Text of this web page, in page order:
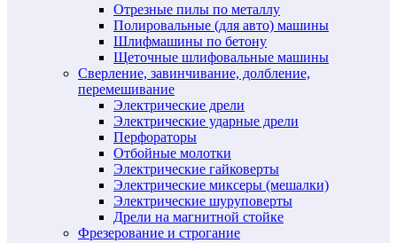
Отрезные пилы по металлу
Полировальные (для авто) машины
Шлифмашины по бетону
Щеточные шлифовальные машины
Сверление, завинчивание, долбление,
перемешивание
Электрические дрели
Электрические ударные дрели
Перфораторы
Отбойные молотки
Электрические гайковерты
Электрические миксеры (мешалки)
Электрические шуруповерты
Дрели на магнитной стойке
Фрезерование и строгание